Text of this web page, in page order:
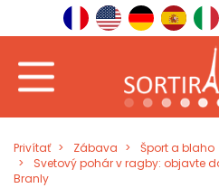
Privítať Zábava
Šport a blaho
Svetový pohár v ragby: objavte
Branly